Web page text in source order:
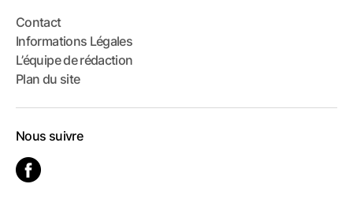
Contact
Informations Légales
L’équipe de rédaction
Plan du site
Nous suivre